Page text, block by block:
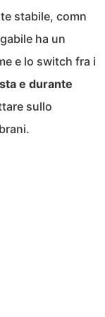
stabile, comn
ha un
e lo switch fra i
e durante
sullo